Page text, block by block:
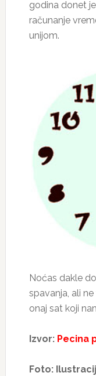
godina donet
računanje
unijom.
Noćas dakle
spavanja, ali
onaj sat koji
Izvor: Pecina
Foto: